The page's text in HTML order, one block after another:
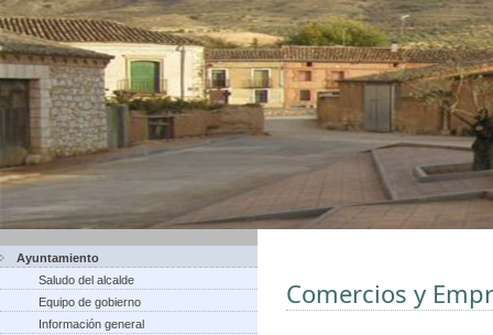
Ayuntamiento
Saludo del alcalde
Equipo de gobierno
Información general
Comercios y